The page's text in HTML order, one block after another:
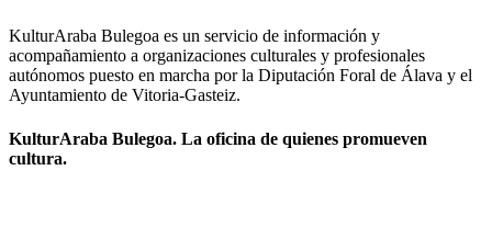
KulturAraba Bulegoa es un servicio de información y
acompañamiento a organizaciones culturales y profesionales
autónomos puesto en marcha por la Diputación Foral de Álava y el
Ayuntamiento de Vitoria-Gasteiz.
KulturAraba Bulegoa. La oficina de quienes promueven
cultura.